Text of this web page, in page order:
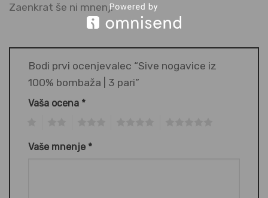
Zaenkrat še ni mnenj.
Bodi prvi ocenjevalec “Sive nogavice iz
100% bombaža | 3 pari”
Vaša ocena *
Vaše mnenje *